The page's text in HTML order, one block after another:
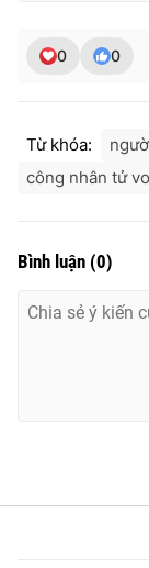
Tổng Biên tập:
Phó Tổng Biên tập:
Email:
0 0
Từ khóa:
công nhân tử
Bình luận (0)